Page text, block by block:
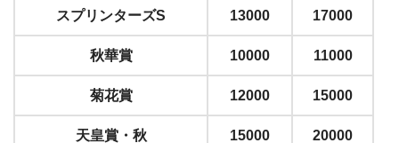
スプリンターズS 13000 17000
秋華賞 10000 11000
菊花賞 12000 15000
天皇賞・秋 15000 20000